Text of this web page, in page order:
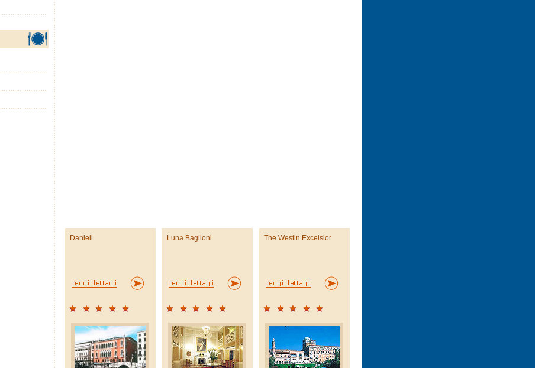
Danieli Luna Baglioni The Westin Excelsior